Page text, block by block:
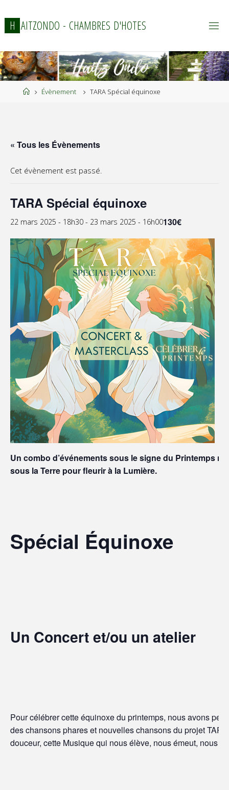
to
content
H AITZONDO - CHAMBRES D'HOTES
HomeÉvènement TARA Spécial équinoxe
« Tous les Évènements
Cet évènement est passé.
TARA Spécial équinoxe
22 mars 2025 - 18h30 - 23 mars 2025 - 16h00130€
Un combo d’événements sous le signe du Printemps
sous la Terre pour fleurir à la Lumière.
Spécial Équinoxe
Un Concert et/ou un atelier
Pour célébrer cette équinoxe du printemps, nous avons
des chansons phares et nouvelles chansons du projet
douceur, cette Musique qui nous élève, nous émeut, nous